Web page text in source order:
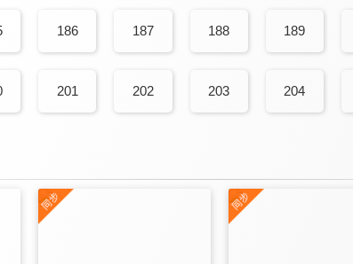
186 187 188 189
201 202 203 204